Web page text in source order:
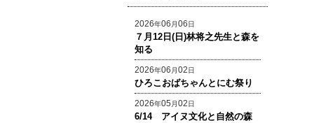
2026年06 月06日
７月12日(日)林将之先生と森を
知る
2026年06 月02日
ひろこおばちゃんとにむ祭り
2026年05 月02日
6/14 アイヌ文化と自然の森